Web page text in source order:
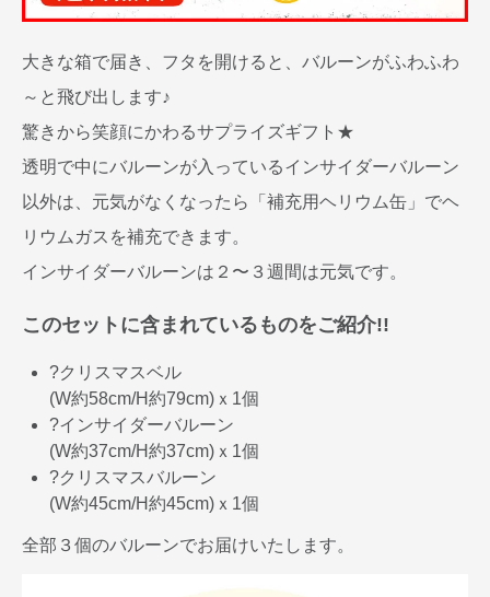
大きな箱で届き、フタを開けると、バルーンがふわふわ
～と飛び出します♪
驚きから笑顔にかわるサプライズギフト★
透明で中にバルーンが入っているインサイダーバルーン
以外は、元気がなくなったら「補充用ヘリウム缶」でヘ
リウムガスを補充できます。
インサイダーバルーンは２〜３週間は元気です。
このセットに含まれているものをご紹介!!
?クリスマスベル
(W約58cm/H約79cm)ｘ1個
?インサイダーバルーン
(W約37cm/H約37cm)ｘ1個
?クリスマスバルーン
(W約45cm/H約45cm)ｘ1個
全部３個のバルーンでお届けいたします。